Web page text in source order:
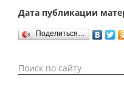
Дата публикации
Поделиться…